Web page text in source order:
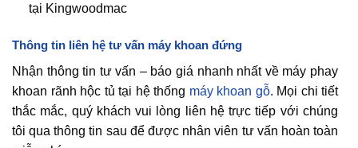
tại Kingwoodmac
Thông tin liên hệ tư vấn máy khoan đứng
Nhận thông tin tư vấn – báo giá nhanh nhất về máy phay
khoan rãnh hộc tủ tại hệ thống máy khoan gỗ. Mọi chi tiết
thắc mắc, quý khách vui lòng liên hệ trực tiếp với chúng
tôi qua thông tin sau để được nhân viên tư vấn hoàn toàn